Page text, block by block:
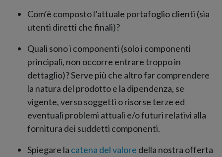
Com’è composto l’attuale portafoglio clienti (sia
utenti diretti che finali)?
Quali sono i componenti (solo i componenti
principali, non occorre entrare troppo in
dettaglio)? Serve più che altro far comprendere
la natura del prodotto e la dipendenza, se
vigente, verso soggetti o risorse terze ed
eventuali problemi attuali e/o futuri relativi alla
fornitura dei suddetti componenti.
Spiegare la catena del valore della nostra offerta